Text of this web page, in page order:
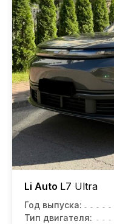
Li Auto L7 Ultra
Год выпуска:
Тип двигателя: